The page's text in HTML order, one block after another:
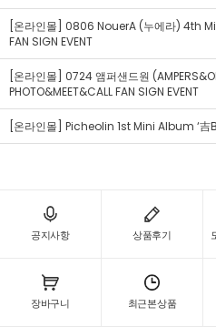
[온라인몰] 0806 NouerA (누에라) 4th
FAN SIGN EVENT
[온라인몰] 0724 앰퍼샌드원
PHOTO&MEET&CALL FAN SIGN EVENT
[온라인몰] Picheolin 1st Mini Album ‘吉
공지사항 상품후기
장바구니 최근본상품